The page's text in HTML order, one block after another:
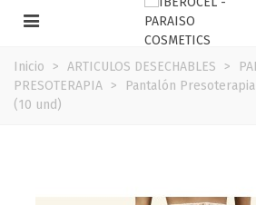
Inicio > ARTICULOS DESECHABLES >
PRESOTERAPIA >
Pantalón
(10 und)